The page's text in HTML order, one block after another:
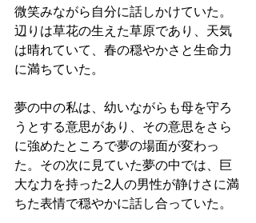
微笑みながら自分に話しかけていた。
辺りは草花の生えた草原であり、天気
は晴れていて、春の穏やかさと生命力
に満ちていた。
夢の中の私は、幼いながらも母を守ろ
うとする意思があり、その意思をさら
に強めたところで夢の場面が変わっ
た。その次に見ていた夢の中では、巨
大な力を持った2人の男性が静けさに満
ちた表情で穏やかに話し合っていた。